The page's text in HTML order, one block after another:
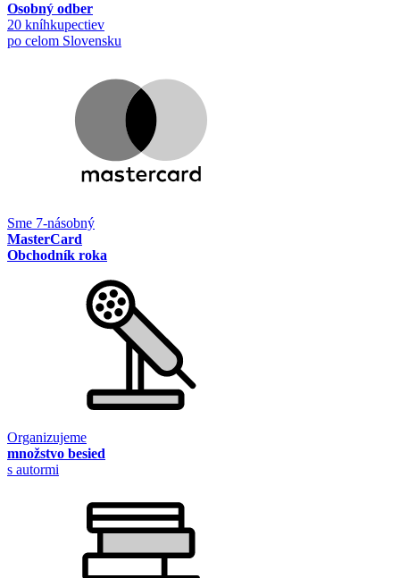
Osobný odber
20 kníhkupectiev
po celom Slovensku
Sme 7-násobný
MasterCard
Obchodník roka
Organizujeme
množstvo besied
s autormi